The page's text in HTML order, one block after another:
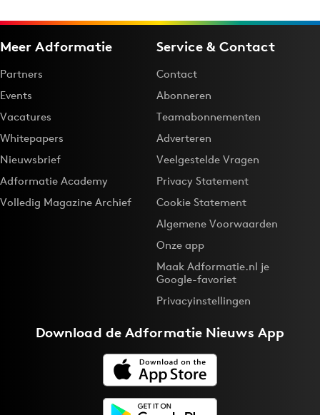
Meer Adformatie
Partners
Events
Vacatures
Whitepapers
Nieuwsbrief
Adformatie Academy
Volledig Magazine Archief
Service & Contact
Contact
Abonneren
Teamabonnementen
Adverteren
Veelgestelde Vragen
Privacy Statement
Cookie Statement
Algemene Voorwaarden
Onze app
Maak Adformatie.nl je
Google-favoriet
Privacyinstellingen
Download deAdformatie Nieuws App